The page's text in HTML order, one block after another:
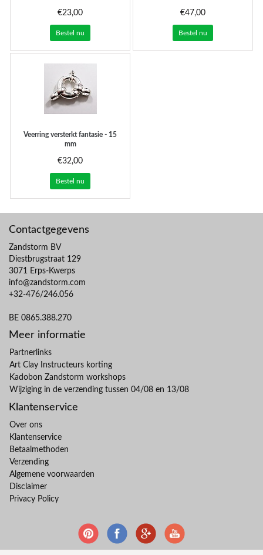
€23,00
Bestel nu
€47,00
Bestel nu
Veerring versterkt fantasie - 15
mm
€32,00
Bestel nu
Contactgegevens
Zandstorm BV
Diestbrugstraat 129
3071 Erps-Kwerps
info@zandstorm.com
+32-476/246.056
BE 0865.388.270
Meer informatie
Partnerlinks
Art Clay Instructeurs korting
Kadobon Zandstorm workshops
Wijziging in de verzending tussen 04/08 en 13/08
Klantenservice
Over ons
Klantenservice
Betaalmethoden
Verzending
Algemene voorwaarden
Disclaimer
Privacy Policy